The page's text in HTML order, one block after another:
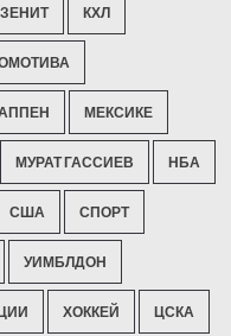
ЗЕНИТ КХЛ
МЕКСИКЕ
МУРАТ ГАССИЕВ НБА
США СПОРТ
УИМБЛДОН
ХОККЕЙ ЦСКА